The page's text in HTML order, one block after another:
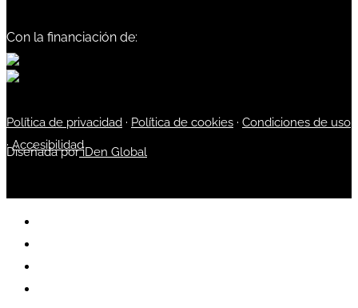
Con la financiación de:
Política de privacidad · Política de cookies · Condiciones de uso
·Accesibilidad
Diseñada poriDen Global